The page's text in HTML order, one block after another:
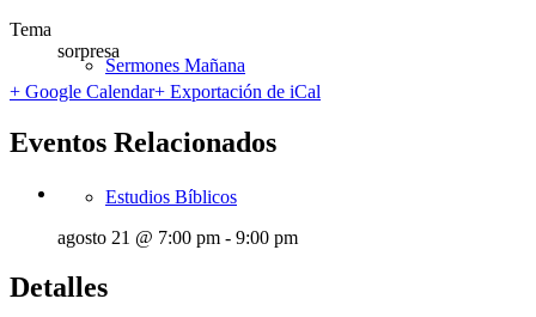
Sermones Mañana
Estudios Bíblicos
Tema
sorpresa
+ Google Calendar+ Exportación de iCal
Eventos Relacionados
agosto 21 @ 7:00 pm - 9:00 pm
Detalles